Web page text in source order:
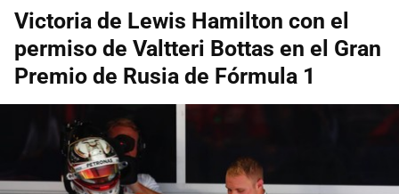
Victoria de Lewis Hamilton con el
permiso de Valtteri Bottas en el Gran
Premio de Rusia de Fórmula 1